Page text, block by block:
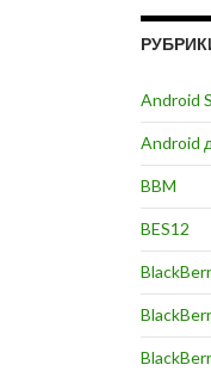
Android
Android
BBM
BES12